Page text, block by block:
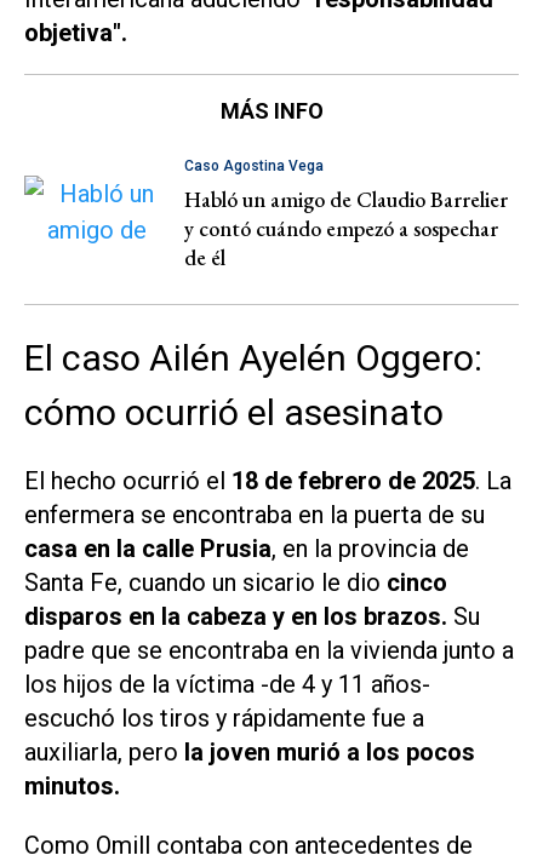
objetiva".
MÁS INFO
Caso Agostina Vega
Habló un amigo de Claudio Barrelier
y contó cuándo empezó a sospechar
de él
El caso Ailén Ayelén Oggero:
cómo ocurrió el asesinato
El hecho ocurrió el 18 de febrero de 2025. La
enfermera se encontraba en la puerta de su
casa en la calle Prusia, en la provincia de
Santa Fe, cuando un sicario le dio cinco
disparos en la cabeza y en los brazos. Su
padre que se encontraba en la vivienda junto a
los hijos de la víctima -de 4 y 11 años-
escuchó los tiros y rápidamente fue a
auxiliarla, pero la joven murió a los pocos
minutos.
Como Omill contaba con antecedentes de